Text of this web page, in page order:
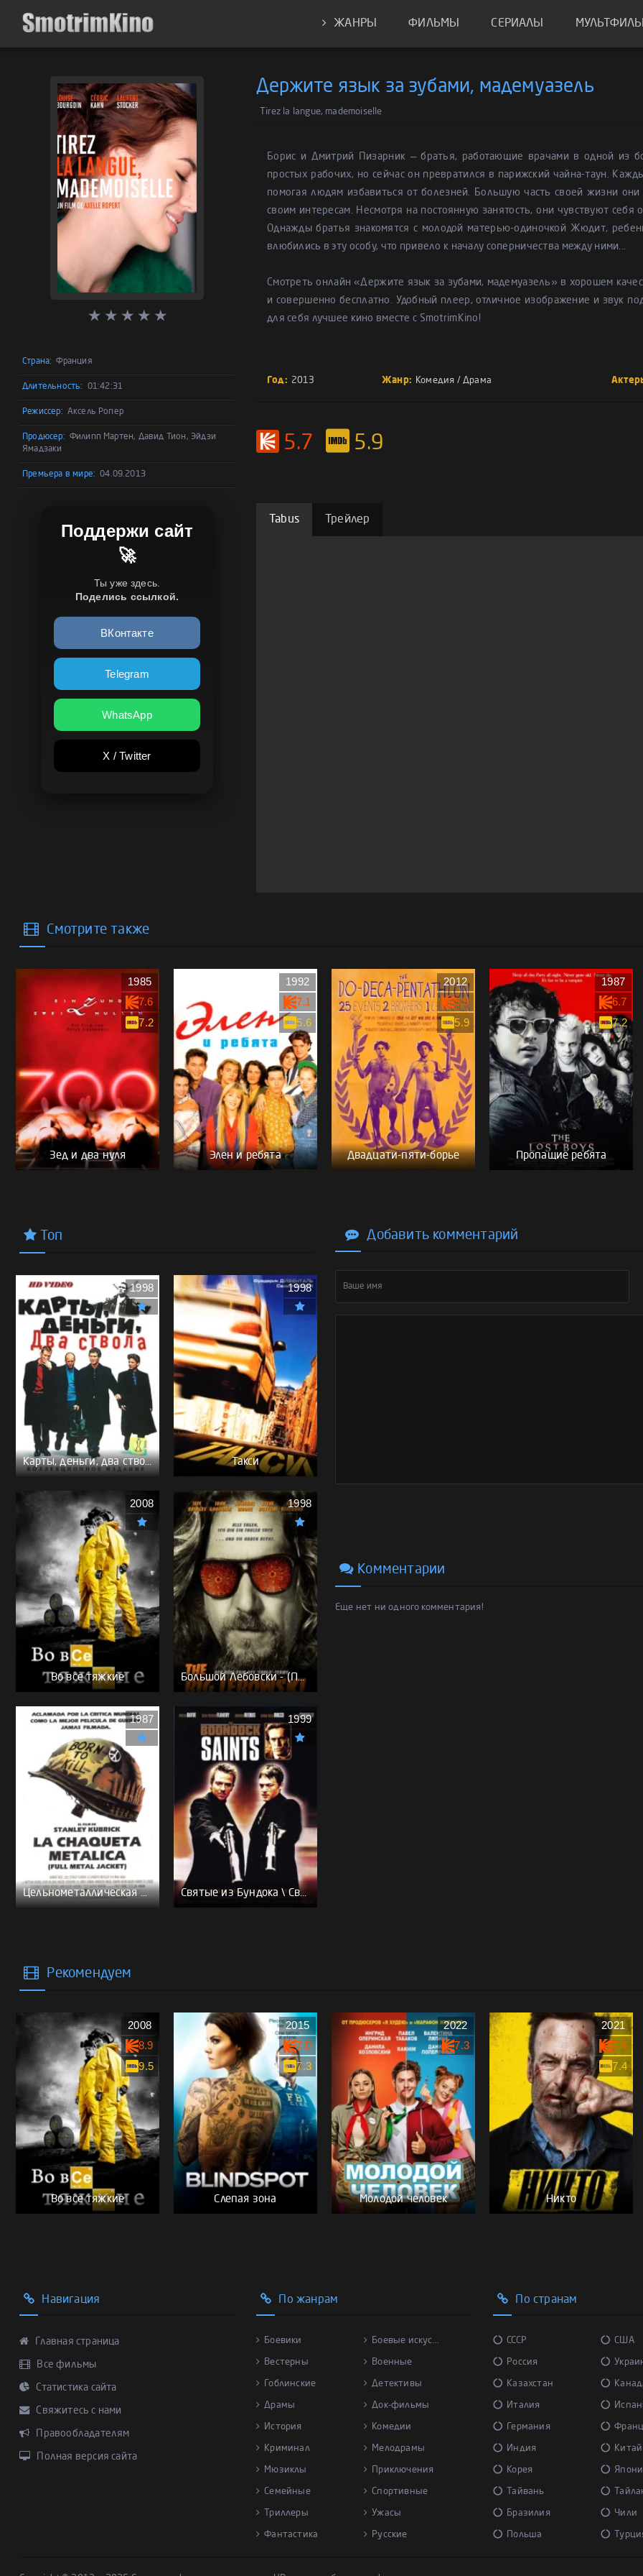
ЖАНРЫ ФИЛЬМЫ СЕРИАЛЫ
Страна: Франция
Длительность: 01:42:31
Режиссер: Аксель Ропер
Продюсер: Филипп Мартен, Давид Тион, Эйдзи
Ямадзаки
Премьера в мире: 04.09.2013
Поддержи сайт
🚀
Ты уже здесь.
Поделись ссылкой.
ВКонтакте
Telegram
WhatsApp
X / Twitter
Держите язык за зубами, мадемуазель
Tirez la langue, mademoiselle
Борис и Дмитрий Пизарник — братья, работающие врачами в одной из
простых рабочих, но сейчас он превратился в парижский чайна-таун.
помогая людям избавиться от болезней. Большую часть своей жизни
своим интересам. Несмотря на постоянную занятость, они чувствуют себя
Однажды братья знакомятся с молодой матерью-одиночкой Жюдит,
влюбились в эту особу, что привело к началу соперничества между ними...
Смотреть онлайн «Держите язык за зубами, мадемуазель» в хорошем
и совершенно бесплатно. Удобный плеер, отличное изображение и звук
для себя лучшее кино вместе с SmotrimKino!
Год: 2013 Жанр: Комедия / Драма
5.7 5.9
Tabus Трейлер
Смотрите также
Зед и два нуля
1985
7.6
7.2
Элен и ребята
1992
7.1
5.6
Двадцати-пяти-борье
2012
5.9
5.9
Пропащие ребята
1987
6.7
7.2
Топ
Карты, деньги, два ствола - (Перевод Гоблина)
1998
Такси
1998
Во все тяжкие
2008
Большой Лебовски - (Перевод Гоблина)
1998
Цельнометаллическая оболочка - (Перевод Гоблина)
1987
Святые из Бундока \ Святые из трущоб - (Перевод Гоблина)
1999
Добавить комментарий
Комментарии
Еще нет ни одного комментария!
Рекомендуем
Во все тяжкие
2008
8.9
9.5
Слепая зона
2015
7.0
7.3
Молодой человек
2022
7.3
Никто
2021
7.4
7.4
Навигация
Главная страница
Все фильмы
Статистика сайта
Свяжитесь с нами
Правообладателям
Полная версия сайта
По жанрам
Боевики Боевые искус...
Вестерны Военные
Гоблинские Детективы
Драмы Док-фильмы
История Комедии
Криминал Мелодрамы
Мюзиклы Приключения
Семейные Спортивные
Триллеры Ужасы
Фантастика Русские
По странам
СССР США
Россия
Казахстан
Италия
Германия
Индия Китай
Корея
Тайвань
Бразилия Чили
Польша